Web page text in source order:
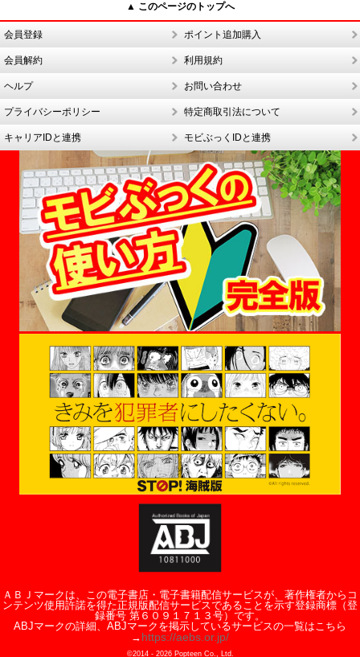
▲ このページのトップへ
会員登録 ポイント追加購入
会員解約 利用規約
ヘルプ お問い合わせ
プライバシーポリシー 特定商取引法について
キャリアIDと連携 モビぶっくIDと連携
ＡＢＪマークは、この電子書店・電子書籍配信サービスが、著作権者からコ
ンテンツ使用許諾を得た正規版配信サービスであることを示す登録商標（登
録番号 第６０９１７１３号）です。
ABJマークの詳細、ABJマークを掲示しているサービスの一覧はこちら
→ https://aebs.or.jp/
©2014 - 2026Popteen Co., Ltd.